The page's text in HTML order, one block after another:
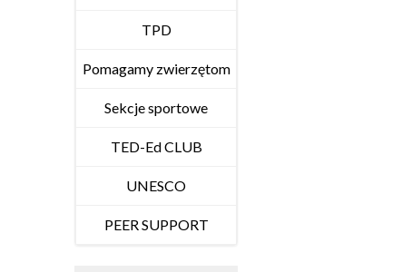
TPD
Pomagamy zwierzętom
Sekcje sportowe
TED-Ed CLUB
UNESCO
PEER SUPPORT